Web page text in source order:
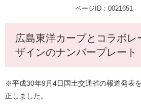
ページID：0021651
広島東洋カープとコラボレ
ザインのナンバープレート
※平成30年9月4日国土交通省の報道発表
正しました。